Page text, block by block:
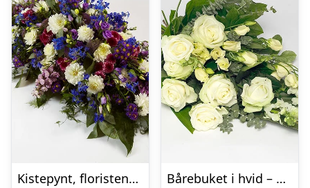
Kistepynt, floristens valg – Blomster til begravelse
Bårebuket i hvid – Blomster til begravelse